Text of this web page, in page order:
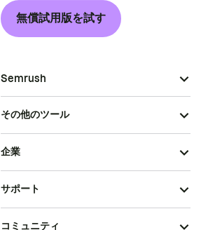
無償試用版を試す
Semrush
その他のツール
企業
サポート
コミュニティ